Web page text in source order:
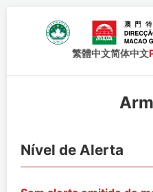
繁體中文简体中文
Nível de Alerta